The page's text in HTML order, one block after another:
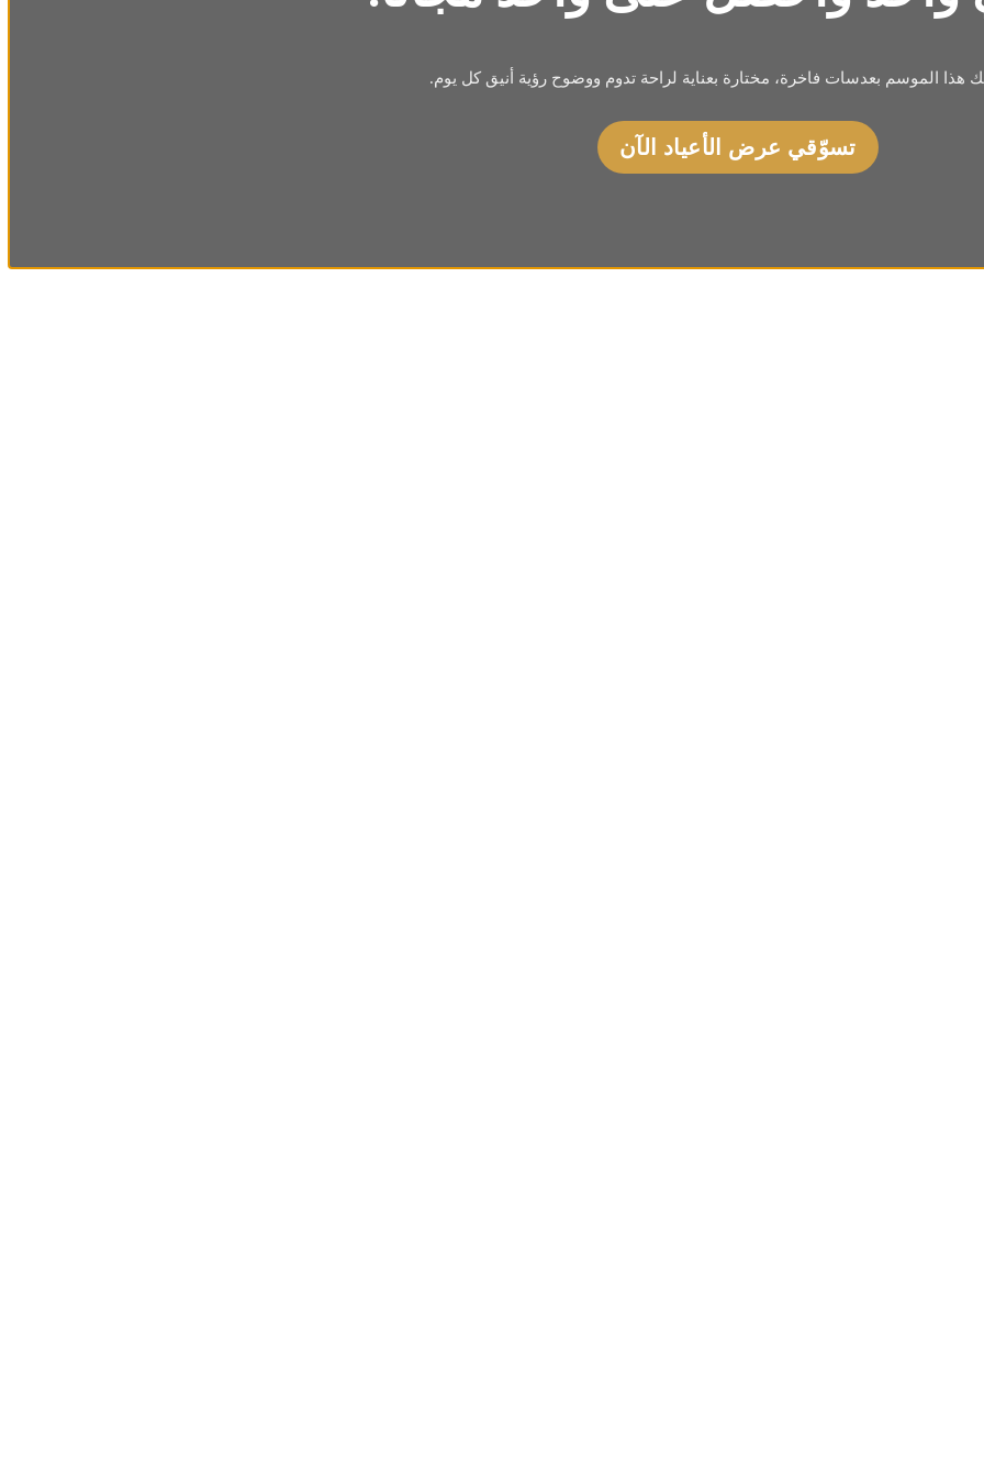
هذا الموسم بعدسات فاخرة، مختارة بعناية لراحة تدوم ووضوح رؤية أنيق كل يوم.
تسوّقي عرض الأعياد الآن